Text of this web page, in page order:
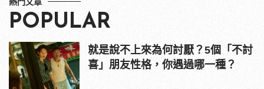
熱門文章
POPULAR
就是說不上來為何討厭？5個「不討
喜」朋友性格，你遇過哪一種？